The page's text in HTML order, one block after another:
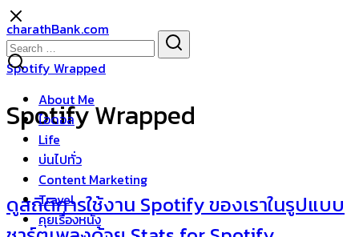
Skip
to
content
charathBank.com
About Me
ไอดอล
Life
บ่นไปทั่ว
Content Marketing
Travel
คุยเรื่องหนัง
Search
for:
Spotify Wrapped
Spotify Wrapped
ดูสถิติการใช้งาน Spotify ของเราในรูปแบบ